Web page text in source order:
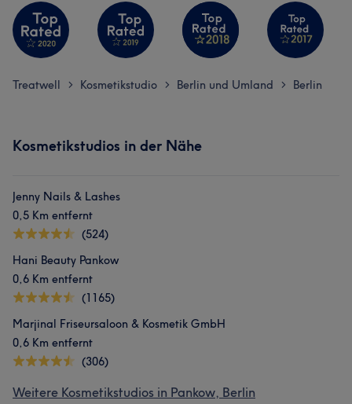
Treatwell > Kosmetikstudio > Berlin und Umland > Berlin
Kosmetikstudios in der Nähe
Jenny Nails & Lashes
0,5 Km entfernt
(524)
Hani Beauty Pankow
0,6 Km entfernt
(1165)
Marjinal Friseursaloon & Kosmetik GmbH
0,6 Km entfernt
(306)
Weitere Kosmetikstudios in Pankow, Berlin